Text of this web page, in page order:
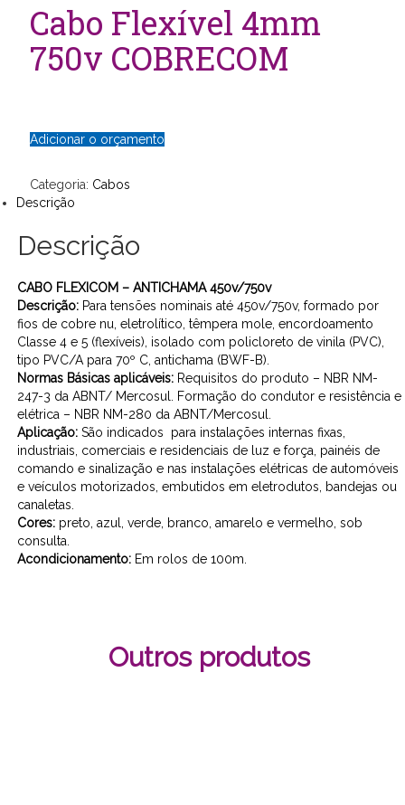
Cabo Flexível 4mm
750v COBRECOM
Adicionar o orçamento
Categoria: Cabos
Descrição
Descrição
CABO FLEXICOM – ANTICHAMA 450v/750v
Descrição:Para tensões nominais até 450v/750v, formado por
fios de cobre nu, eletrolítico, têmpera mole, encordoamento
Classe 4 e 5 (flexíveis), isolado com policloreto de vinila (PVC),
tipo PVC/A para 70º C, antichama (BWF-B).
Normas Básicas aplicáveis:Requisitos do produto – NBR NM-
247-3 da ABNT/ Mercosul. Formação do condutor e resistência e
elétrica – NBR NM-280 da ABNT/Mercosul.
Aplicação:São indicados para instalações internas fixas,
industriais, comerciais e residenciais de luz e força, painéis de
comando e sinalização e nas instalações elétricas de automóveis
e veículos motorizados, embutidos em eletrodutos, bandejas ou
canaletas.
Cores:preto, azul, verde, branco, amarelo e vermelho, sob
consulta.
Acondicionamento:Em rolos de 100m.
Outros produtos